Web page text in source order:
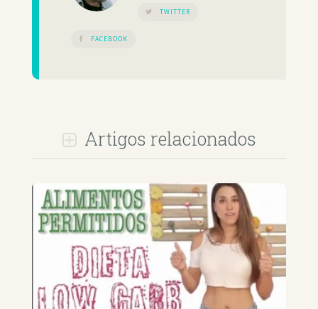
TWITTER
FACEBOOK
Artigos relacionados